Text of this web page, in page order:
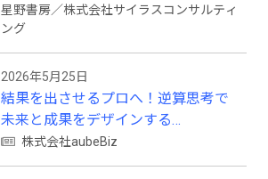
星野書房／株式会社サイラスコンサルティ
ング
2026年5月25日
結果を出させるプロへ！逆算思考で
未来と成果をデザインする
『BizNavigator講座』を新規開講
株式会社aubeBiz